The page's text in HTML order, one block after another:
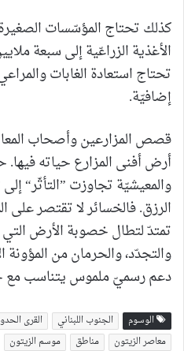
كذلك تحتاج المؤسّسات
الأغذية الزراعّية إلى سبعة
تحتاج استعادة الغابات
إضافيّة.
قصص المزارعين وأصحاب
أرض أفنى المزارع حياته فيها.
والمعيشيّة تجاوزت ”التأثّر“
الرزق. فالخسائر لا تقتصر
تمتدّ لتطال خصوبة الأرض
والتجدّد، والحرمان من
دعم رسميّ ملموس يتناسب مع
الوسوم الجنوب اللبناني القرى
معاصر الزيتون
مناطق موسم الزيتون